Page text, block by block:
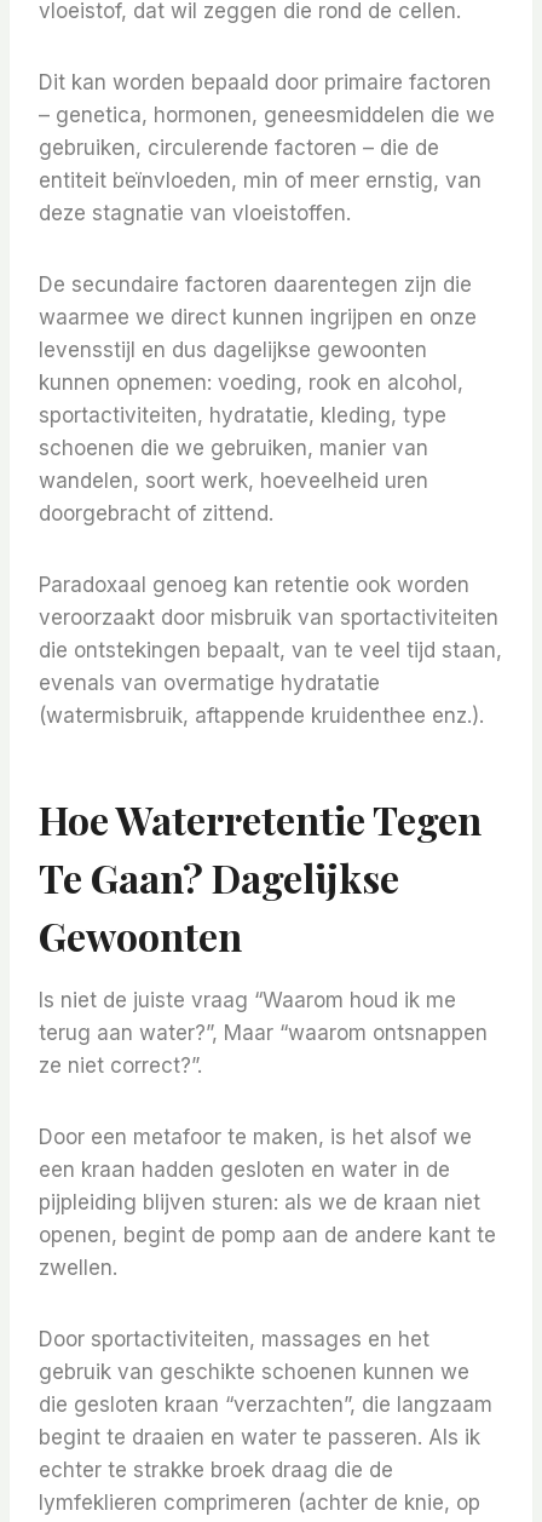
vloeistof, dat wil zeggen die rond de cellen.
Dit kan worden bepaald door primaire factoren
– genetica, hormonen, geneesmiddelen die we
gebruiken, circulerende factoren – die de
entiteit beïnvloeden, min of meer ernstig, van
deze stagnatie van vloeistoffen.
De secundaire factoren daarentegen zijn die
waarmee we direct kunnen ingrijpen en onze
levensstijl en dus dagelijkse gewoonten
kunnen opnemen: voeding, rook en alcohol,
sportactiviteiten, hydratatie, kleding, type
schoenen die we gebruiken, manier van
wandelen, soort werk, hoeveelheid uren
doorgebracht of zittend.
Paradoxaal genoeg kan retentie ook worden
veroorzaakt door misbruik van sportactiviteiten
die ontstekingen bepaalt, van te veel tijd staan,
evenals van overmatige hydratatie
(watermisbruik, aftappende kruidenthee enz.).
Hoe Waterretentie Tegen
Te Gaan? Dagelijkse
Gewoonten
Is niet de juiste vraag “Waarom houd ik me
terug aan water?”, Maar “waarom ontsnappen
ze niet correct?”.
Door een metafoor te maken, is het alsof we
een kraan hadden gesloten en water in de
pijpleiding blijven sturen: als we de kraan niet
openen, begint de pomp aan de andere kant te
zwellen.
Door sportactiviteiten, massages en het
gebruik van geschikte schoenen kunnen we
die gesloten kraan “verzachten”, die langzaam
begint te draaien en water te passeren. Als ik
echter te strakke broek draag die de
lymfeklieren comprimeren (achter de knie, op